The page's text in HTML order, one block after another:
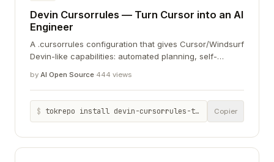
Devin Cursorrules — Turn Cursor into an AI
Engineer
A .cursorrules configuration that gives Cursor/Windsurf
Devin-like capabilities: automated planning, self-
collaboration. 6,000+ GitHub stars.
by AI Open Source·444 views
$ tokrepo install devin-cursorrules-turn-cursor-into-ai-engineer-92824589 Copier